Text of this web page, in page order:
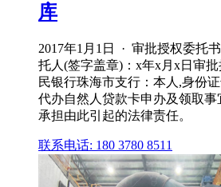
库
2017年1月1日 · 审批授权委托
托人(签字盖章)：x年x月x日审
民银行珠海市支行：本人,身份
代办自然人贷款卡申办及领取
承担由此引起的法律责任。
联系电话: 180 3780 8511